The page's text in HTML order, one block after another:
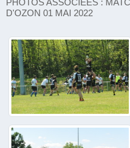
PHOTOS ASSOCIÉES :
D'OZON 01 MAI 2022